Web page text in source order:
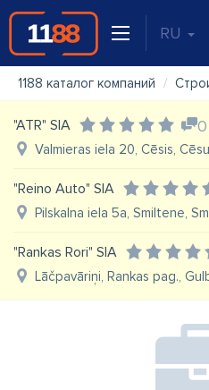
RU
1188 каталог компаний
"ATR" SIA 0
Valmieras iela 20, Cēsis,
"Reino Auto" SIA
Pilskalna iela 5a, Smiltene,
"Rankas Rori" SIA
Lāčpavāriņi, Rankas pag.,